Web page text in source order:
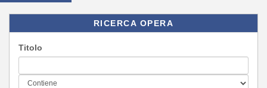
RICERCA OPERA
Titolo